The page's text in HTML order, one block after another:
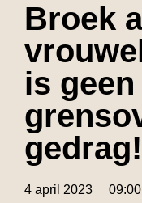
Broek
is
gedrag!
4 april 2023 09:00